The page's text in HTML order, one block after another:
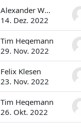
Alexander Wolff
14. Dez. 2022
Tim Hegemann
29. Nov. 2022
Felix Klesen
23. Nov. 2022
Tim Hegemann
26. Okt. 2022